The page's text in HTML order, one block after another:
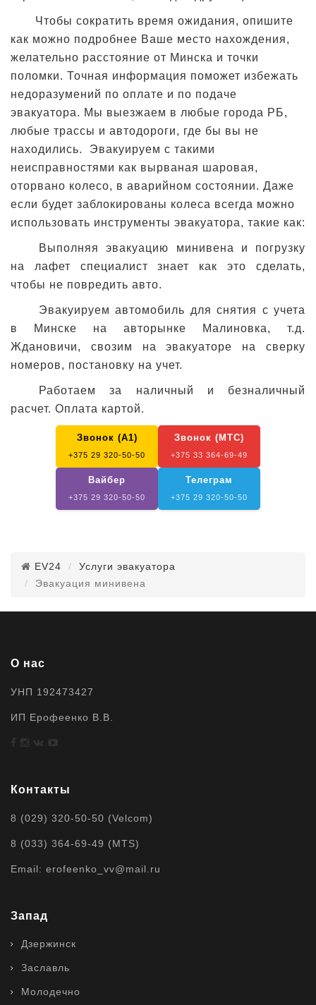
Чтобы сократить время ожидания, опишите
как можно подробнее Ваше место нахождения,
желательно расстояние от Минска и точки
поломки. Точная информация поможет избежать
недоразумений по оплате и по подаче
эвакуатора. Мы выезжаем в любые города РБ,
любые трассы и автодороги, где бы вы не
находились. Эвакуируем с такими
неисправностями как вырваная шаровая,
оторвано колесо, в аварийном состоянии. Даже
если будет заблокированы колеса всегда можно
использовать инструменты эвакуатора, такие как:
Выполняя эвакуацию минивена и погрузку
на лафет специалист знает как это сделать,
чтобы не повредить авто.
Эвакуируем автомобиль для снятия с учета
в Минске на авторынке Малиновка, т.д.
Ждановичи, свозим на эвакуаторе на сверку
номеров, постановку на учет.
Работаем за наличный и безналичный
расчет. Оплата картой.
Звонок (А1)
+375 29 320-50-50
Звонок (МТС)
+375 33 364-69-49
Вайбер
+375 29 320-50-50
Телеграм
+375 29 320-50-50
EV24
Услуги эвакуатора
Эвакуация минивена
О нас
УНП 192473427
ИП Ерофеенко В.В.
Контакты
8 (029) 320-50-50 (Velcom)
8 (033) 364-69-49 (MTS)
Email: erofeenko_vv@mail.ru
Запад
Дзержинск
Заславль
Молодечно